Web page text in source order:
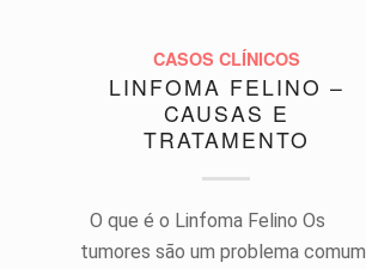
CASOS CLÍNICOS
LINFOMA FELINO –
CAUSAS E
TRATAMENTO
O que é o Linfoma Felino Os
tumores são um problema comum